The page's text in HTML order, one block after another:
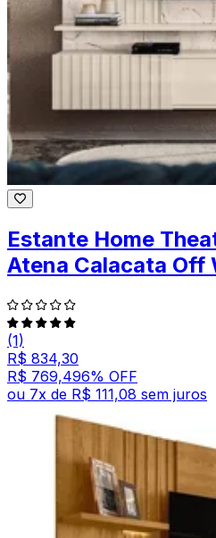
Estante Home
Atena Calacata Off
(1)
R$ 834,30
R$ 769,496% OFF
ou 7x de R$ 111,08 sem juros